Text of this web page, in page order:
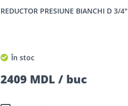
REDUCTOR PRESIUNE BIANCHI D 3/4"
În stoc
2409 MDL / buc